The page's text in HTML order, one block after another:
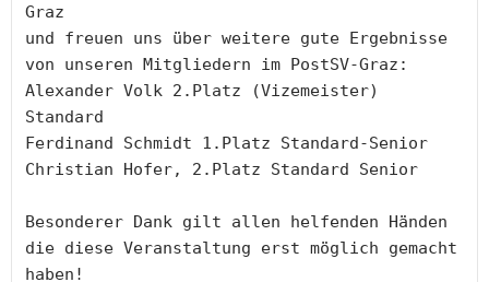
Graz
und freuen uns über weitere gute Ergebnisse
von unseren Mitgliedern im PostSV-Graz:
Alexander Volk 2.Platz (Vizemeister)
Standard
Ferdinand Schmidt 1.Platz Standard-Senior
Christian Hofer, 2.Platz Standard Senior
Besonderer Dank gilt allen helfenden Händen
die diese Veranstaltung erst möglich gemacht